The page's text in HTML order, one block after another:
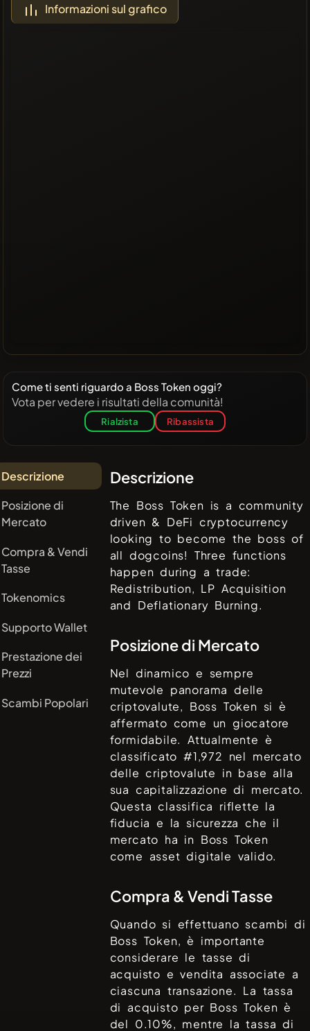
Informazioni sul grafico
Come ti senti riguardo a Boss Token oggi?
Vota per vedere i risultati della comunità!
Rialzista Ribassista
Descrizione
Posizione di
Mercato
Compra & Vendi
Tasse
Tokenomics
Supporto Wallet
Prestazione dei
Prezzi
Scambi Popolari
Descrizione
The Boss Token is a community
driven & DeFi cryptocurrency
looking to become the boss of
all dogcoins! Three functions
happen during a trade:
Redistribution, LP Acquisition
and Deflationary Burning.
Posizione di Mercato
Nel dinamico e sempre
mutevole panorama delle
criptovalute, Boss Token si è
affermato come un giocatore
formidabile. Attualmente è
classificato #1,972 nel mercato
delle criptovalute in base alla
sua capitalizzazione di mercato.
Questa classifica riflette la
fiducia e la sicurezza che il
mercato ha in Boss Token
come asset digitale valido.
Compra & Vendi Tasse
Quando si effettuano scambi di
Boss Token, è importante
considerare le tasse di
acquisto e vendita associate a
ciascuna transazione. La tassa
di acquisto per Boss Token è
del 0.10%, mentre la tassa di